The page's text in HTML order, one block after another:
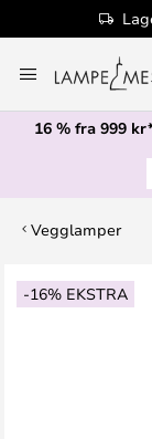
til
innhold
16 % fra 999
Vegglamper
-16% EKSTRA
Gå
til